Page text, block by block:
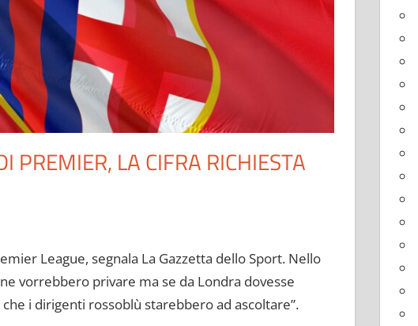
PREMIER, LA CIFRA RICHIESTA
League, segnala La Gazzetta dello Sport. Nello
vorrebbero privare ma se da Londra dovesse
i dirigenti rossoblù starebbero ad ascoltare”.